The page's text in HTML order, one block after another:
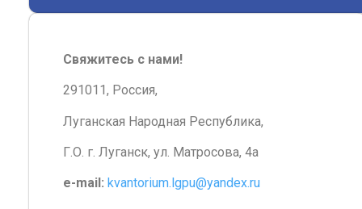
Свяжитесь с нами!
291011, Россия,
Луганская Народная Республика,
Г.О. г. Луганск, ул. Матросова, 4а
e-mail: kvantorium.lgpu@yandex.ru